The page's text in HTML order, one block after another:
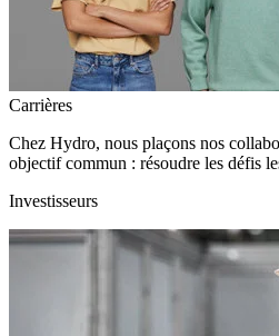
Carrières
Chez Hydro, nous plaçons nos
objectif commun : résoudre les défis
Investisseurs